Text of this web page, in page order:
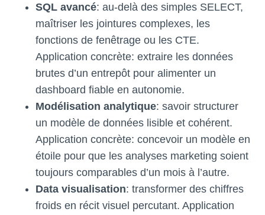
SQL avancé: au-delà des simples SELECT,
maîtriser les jointures complexes, les
fonctions de fenêtrage ou les CTE.
Application concrète: extraire les données
brutes d’un entrepôt pour alimenter un
dashboard fiable en autonomie.
Modélisation analytique: savoir structurer
un modèle de données lisible et cohérent.
Application concrète: concevoir un modèle en
étoile pour que les analyses marketing soient
toujours comparables d’un mois à l’autre.
Data visualisation: transformer des chiffres
froids en récit visuel percutant. Application